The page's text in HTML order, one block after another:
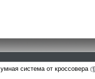
система от кроссовера (